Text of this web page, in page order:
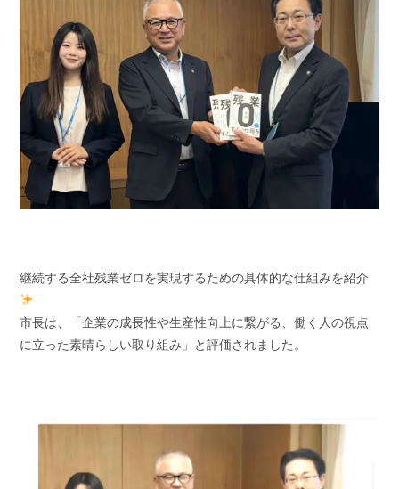
継続する全社残業ゼロを実現するための具体的な仕組みを紹介
市長は、「企業の成長性や生産性向上に繋がる、働く人の視点
に立った素晴らしい取り組み」と評価されました。